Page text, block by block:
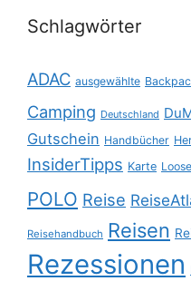
Schlagwörter
ADAC ausgewählte
Camping Deutschland
Gutschein Handbücher
InsiderTipps Karte Loose
POLO Reise
Reisehandbuch Reisen
Rezessionen